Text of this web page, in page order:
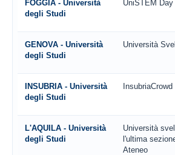
FOGGIA - Università
degli Studi
UniSTEM Day
GENOVA - Università
degli Studi
Università
INSUBRIA - Università
degli Studi
InsubriaCrowd
L'AQUILA - Università
degli Studi
Università
l'ultima
Ateneo